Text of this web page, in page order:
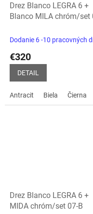
Drez Blanco LEGRA 6 +
Blanco MILA chróm/set
Dodanie 6 -10 pracovných
€320
DETAIL
Antracit Biela Čierna
Drez Blanco LEGRA 6 +
MIDA chróm/set 07-B